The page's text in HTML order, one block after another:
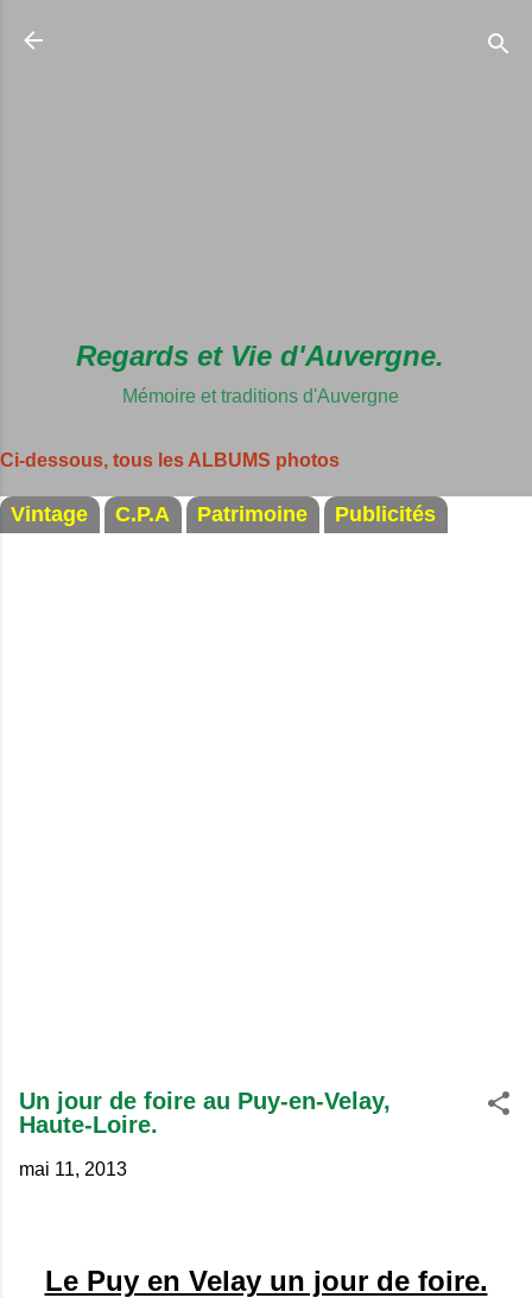
Accéder
Regards et Vie d'Auvergne.
Mémoire et traditions d'Auvergne
Ci-dessous, tous les ALBUMS photos
Vintage C.P.A Patrimoine Publicités
Un jour de foire au Puy-en-Velay,
Haute-Loire.
mai 11, 2013
Le Puy en Velay un jour de foire.